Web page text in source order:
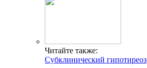
Читайте также:
Субклинический гипотиреоз